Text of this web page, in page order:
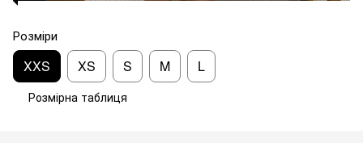
Розміри
XXS XS S M L
Розмірна таблиця